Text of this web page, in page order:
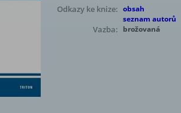
Odkazy ke knize: obsah
seznam autorů
Vazba: brožovaná